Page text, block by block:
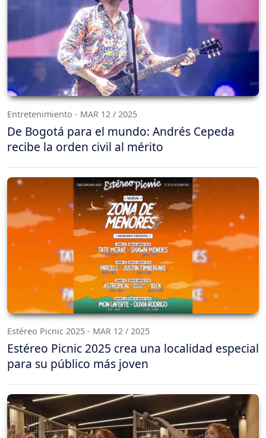
Entretenimiento - MAR 12 / 2025
De Bogotá para el mundo: Andrés Cepeda
recibe la orden civil al mérito
Estéreo Picnic 2025 - MAR 12 / 2025
Estéreo Picnic 2025 crea una localidad especial
para su público más joven